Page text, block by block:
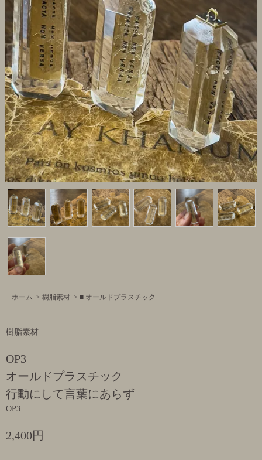
ホーム > 樹脂素材 > ■ オールドプラスチック
樹脂素材
OP3
オールドプラスチック
行動にして言葉にあらず
OP3
2,400円